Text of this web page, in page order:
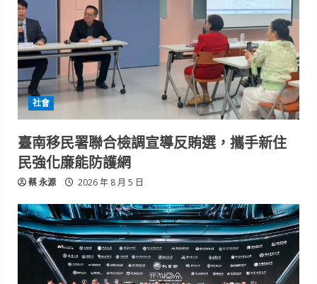
社會
臺南移民署聯合檢調宣導反賄選，攜手新住
民強化廉能防護網
蔡 永源 2026 年 8 月 5 日